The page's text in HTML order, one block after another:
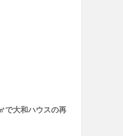
で大和ハウスの再